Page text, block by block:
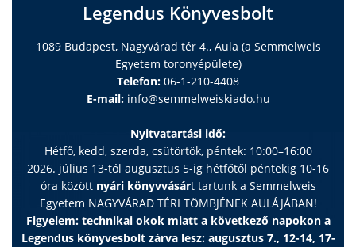
Legendus Könyvesbolt
1089 Budapest, Nagyvárad tér 4., Aula (a Semmelweis
Egyetem toronyépülete)
Telefon: 06-1-210-4408
E-mail: info@semmelweiskiado.hu
Nyitvatartási idő:
Hétfő, kedd, szerda, csütörtök, péntek: 10:00–16:00
2026. július 13-tól augusztus 5-ig hétfőtől péntekig 10-16
óra között nyári könyvvásárt tartunk a Semmelweis
Egyetem NAGYVÁRAD TÉRI TÖMBJÉNEK AULÁJÁBAN!
Figyelem: technikai okok miatt a következő napokon a
Legendus könyvesbolt zárva lesz: augusztus 7., 12-14, 17-